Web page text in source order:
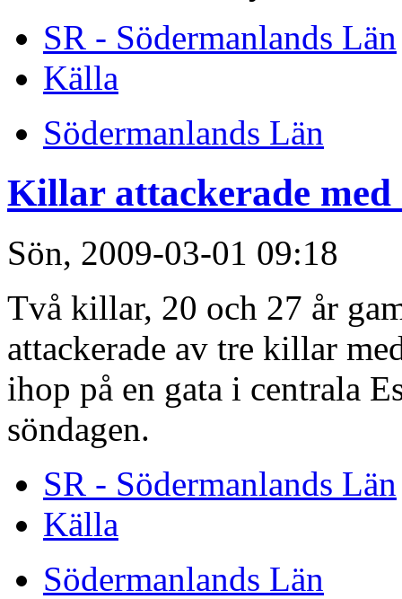
SR - Södermanlands Län
Källa
Södermanlands Län
Killar attackerade med
Sön, 2009-03-01 09:18
Två killar, 20 och 27 år
attackerade av tre killar
ihop på en gata i centrala
söndagen.
SR - Södermanlands Län
Källa
Södermanlands Län